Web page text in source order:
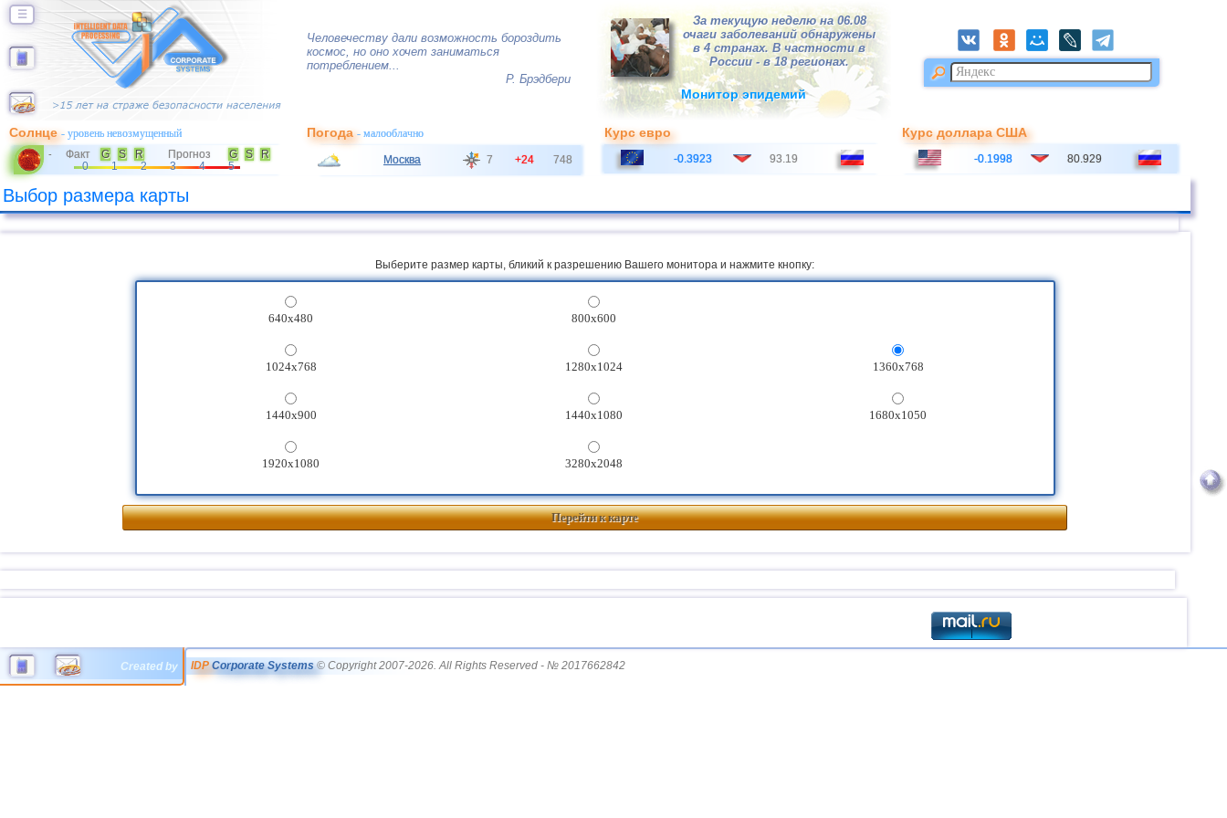
☰
Человечеству дали возможность бороздить
космос, но оно хочет заниматься
потреблением...
Р. Брэдбери
За текущую неделю на 06.08
очаги заболеваний обнаружены
в 4 странах. В частности в
России - в 18 регионах.
Монитор эпидемий
Солнце- уровень невозмущенный
- Факт G S R Прогноз G S
R
0
1 2 3 4 5
Погода- малооблачно
Москва 7 +24 748
Курс евро
-0.3923 93.19
Курс доллара США
-0.1998 80.929
Выбор размера карты
Выберите размер карты, бликий к разрешению Вашего монитора и нажмите кнопку:
640x480 800x600
1024x768 1280x1024 1360x768
1440x900 1440x1080 1680x1050
1920x1080 3280x2048
Перейти к карте
Created by IDP Corporate Systems © Copyright 2007-2026. All Rights Reserved - № 2017662842